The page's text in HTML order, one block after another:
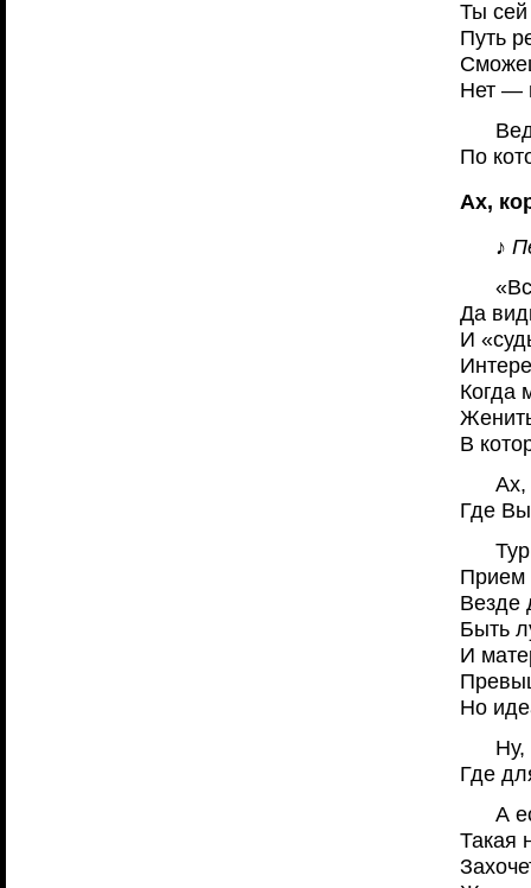
Ты
Путь
Нет —
По
Ах,
♪
Да
И
Когда
В
Ах,
Где
Везде
Быть
И
Но
Ну,
Где
А
Такая